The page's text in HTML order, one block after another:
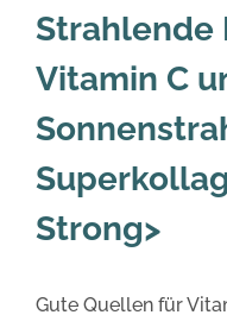
Strahlende
Vitamin C
Strong>
Gute Quellen für